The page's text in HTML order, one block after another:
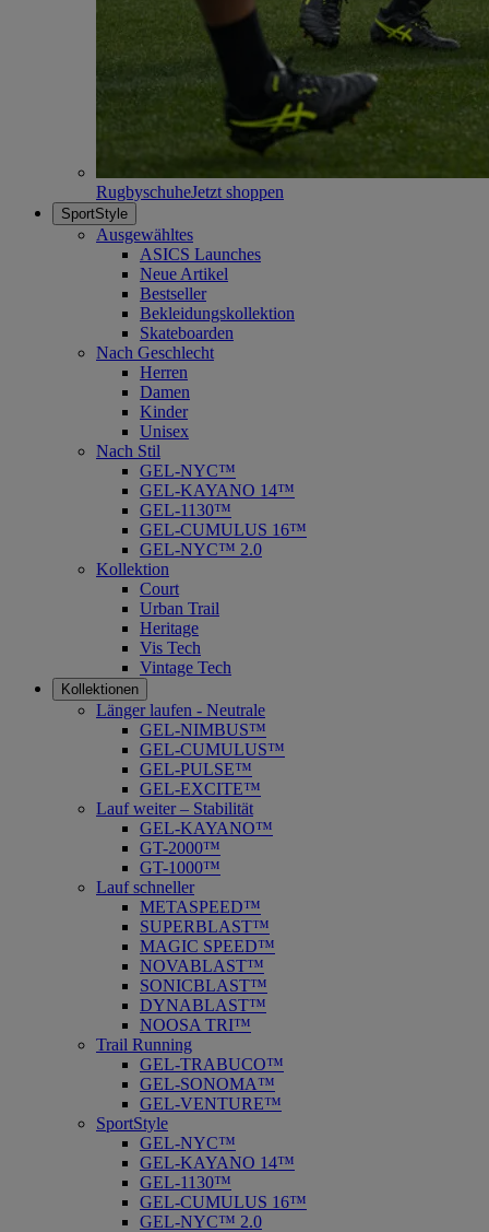
RugbyschuheJetzt shoppen
SportStyle
Ausgewähltes
ASICS Launches
Neue Artikel
Bestseller
Bekleidungskollektion
Skateboarden
Nach Geschlecht
Herren
Damen
Kinder
Unisex
Nach Stil
GEL-NYC™
GEL-KAYANO 14™
GEL-1130™
GEL-CUMULUS 16™
GEL-NYC™ 2.0
Kollektion
Court
Urban Trail
Heritage
Vis Tech
Vintage Tech
Kollektionen
Länger laufen - Neutrale
GEL-NIMBUS™
GEL-CUMULUS™
GEL-PULSE™
GEL-EXCITE™
Lauf weiter – Stabilität
GEL-KAYANO™
GT-2000™
GT-1000™
Lauf schneller
METASPEED™
SUPERBLAST™
MAGIC SPEED™
NOVABLAST™
SONICBLAST™
DYNABLAST™
NOOSA TRI™
Trail Running
GEL-TRABUCO™
GEL-SONOMA™
GEL-VENTURE™
SportStyle
GEL-NYC™
GEL-KAYANO 14™
GEL-1130™
GEL-CUMULUS 16™
GEL-NYC™ 2.0